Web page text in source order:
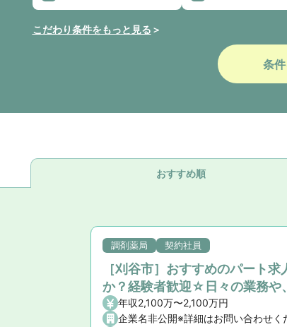
こだわり条件をもっと見る
条
おすすめ順
調剤薬局 契約社員
［刈谷市］おすすめのパート
か？経験者歓迎☆日々の業務や
年収2,100万〜2,100万円
企業名非公開※詳細はお問い合わせく